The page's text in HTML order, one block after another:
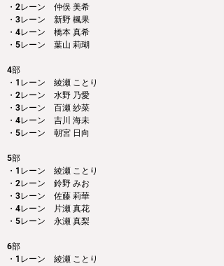
・2レーン　仲俣 美希
・3レーン　新野 楓果
・4レーン　橋本 真希
・5レーン　葉山 莉瑚
4部
・1レーン　綾瀬 ことり
・2レーン　水野 乃愛
・3レーン　百瀬 紗菜
・4レーン　吉川 海未
・5レーン　朝宮 日向
5部
・1レーン　綾瀬 ことり
・2レーン　鈴野 みお
・3レーン　佐藤 莉華
・4レーン　片瀬 真花
・5レーン　永瀬 真梨
6部
・1レーン　綾瀬 ことり